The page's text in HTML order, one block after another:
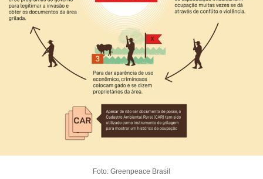
Foto: Greenpeace Brasil